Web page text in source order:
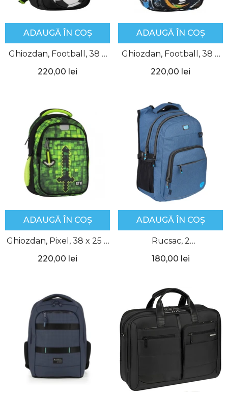
ADAUGĂ ÎN COȘ
Ghiozdan, Football, 38 x
25 x 18 cm, Starpak
220,00 lei
ADAUGĂ ÎN COȘ
Ghiozdan, Football, 38 x
25 x 18 cm, Starpak
220,00 lei
ADAUGĂ ÎN COȘ
Ghiozdan, Pixel, 38 x 25 x
18 cm, Starpak
220,00 lei
ADAUGĂ ÎN COȘ
Rucsac, 2
Compartimente, K2238,
180,00 lei